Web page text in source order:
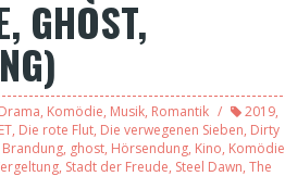
GHOST,
Drama, Komödie, Musik, Romantik 2019,
, Die rote Flut, Die verwegenen Sieben, Dirty
, ghost, Hörsendung, Kino, Komödie
, Stadt der Freude, Steel Dawn, The